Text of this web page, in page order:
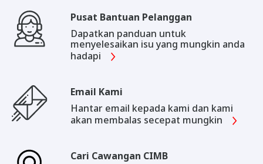
Pusat Bantuan Pelanggan
Dapatkan panduan untuk
menyelesaikan isu yang mungkin anda
hadapi
Email Kami
Hantar email kepada kami dan kami
akan membalas secepat mungkin
Cari Cawangan CIMB